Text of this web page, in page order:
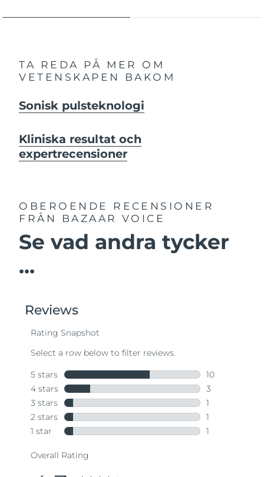
TA REDA PÅ MER OM
VETENSKAPEN BAKOM
Sonisk pulsteknologi
Kliniska resultat och
expertrecensioner
OBEROENDE RECENSIONER
FRÅN BAZAAR VOICE
Se vad andra tycker
...